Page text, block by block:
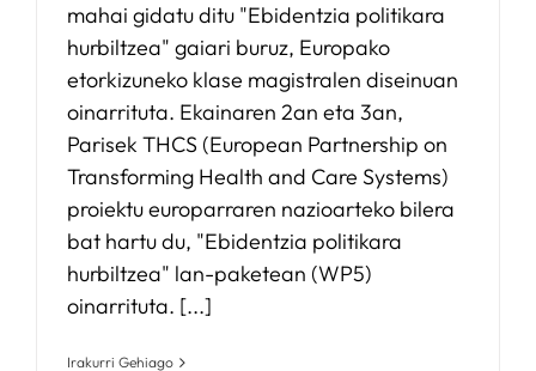
mahai gidatu ditu "Ebidentzia politikara
hurbiltzea" gaiari buruz, Europako
etorkizuneko klase magistralen diseinuan
oinarrituta. Ekainaren 2an eta 3an,
Parisek THCS (European Partnership on
Transforming Health and Care Systems)
proiektu europarraren nazioarteko bilera
bat hartu du, "Ebidentzia politikara
hurbiltzea" lan-paketean (WP5)
oinarrituta. [...]
Irakurri Gehiago